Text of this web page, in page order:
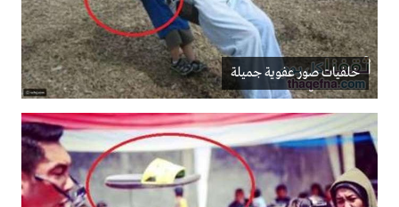
خلفيات صور عفوية جميلة